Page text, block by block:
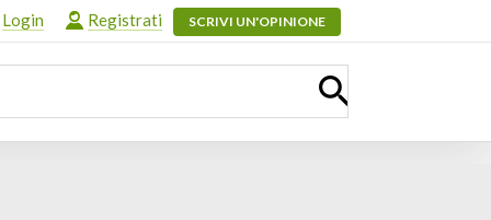
Login Registrati SCRIVI UN'OPINIONE